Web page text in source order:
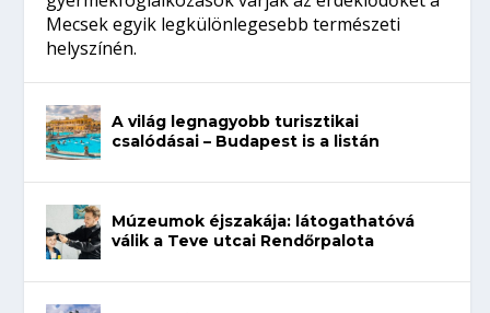
Mecsek egyik legkülönlegesebb természeti
helyszínén.
A világ legnagyobb turisztikai
csalódásai – Budapest is a listán
Múzeumok éjszakája: látogathatóvá
válik a Teve utcai Rendőrpalota